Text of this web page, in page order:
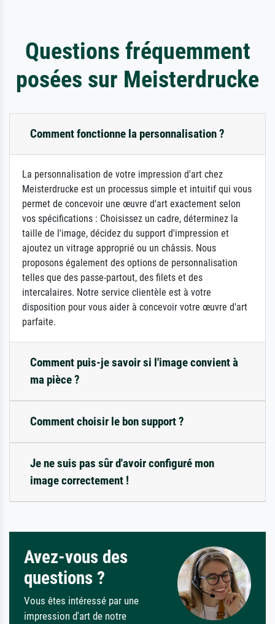
Questions fréquemment
posées sur Meisterdrucke
Comment fonctionne la personnalisation ?
La personnalisation de votre impression d'art chez
Meisterdrucke est un processus simple et intuitif qui vous
permet de concevoir une œuvre d'art exactement selon
vos spécifications : Choisissez un cadre, déterminez la
taille de l'image, décidez du support d'impression et
ajoutez un vitrage approprié ou un châssis. Nous
proposons également des options de personnalisation
telles que des passe-partout, des filets et des
intercalaires. Notre service clientèle est à votre
disposition pour vous aider à concevoir votre œuvre d'art
parfaite.
Comment puis-je savoir si l'image convient à
ma pièce ?
Comment choisir le bon support ?
Je ne suis pas sûr d'avoir configuré mon
image correctement !
Avez-vous des
questions ?
Vous êtes intéressé par une
impression d'art de notre